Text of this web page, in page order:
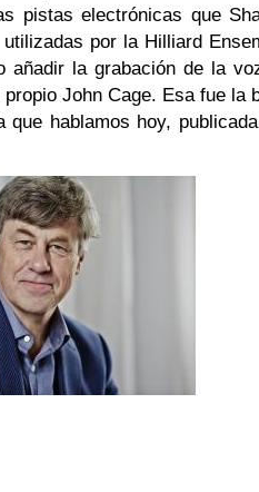
pistas electrónicas que
por la Hilliard
añadir la grabación de la
John Cage. Esa fue la
que hablamos hoy,